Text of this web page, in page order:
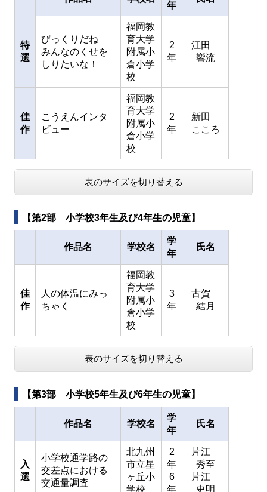
年
特
選
びっくりだね
みんなのくせを
しりたいな！
福岡教
育大学
附属小
倉小学
校
2
年
江田
響流
佳
作
こうえんインタ
ビュー
福岡教
育大学
附属小
倉小学
校
2
年
新田
こころ
表のサイズを切り替える
【第2部 小学校3年生及び4年生の児童】
作品名 学校名
学
年
氏名
佳
作
人の体温にみっ
ちゃく
福岡教
育大学
附属小
倉小学
校
3
年
古賀
結月
表のサイズを切り替える
【第3部 小学校5年生及び6年生の児童】
作品名 学校名
学
年
氏名
入
選
小学校通学路の
交差点における
交通量調査
北九州
市立星
ヶ丘小
学校
2
年
6
年
片江
秀至
片江
史明